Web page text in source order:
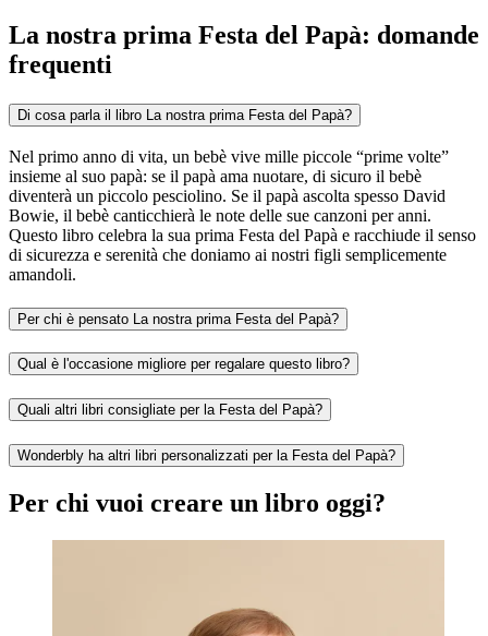
La nostra prima Festa del Papà: domande
frequenti
Di cosa parla il libro La nostra prima Festa del Papà?
Nel primo anno di vita, un bebè vive mille piccole “prime volte”
insieme al suo papà: se il papà ama nuotare, di sicuro il bebè
diventerà un piccolo pesciolino. Se il papà ascolta spesso David
Bowie, il bebè canticchierà le note delle sue canzoni per anni.
Questo libro celebra la sua prima Festa del Papà e racchiude il senso
di sicurezza e serenità che doniamo ai nostri figli semplicemente
amandoli.
Per chi è pensato La nostra prima Festa del Papà?
Qual è l'occasione migliore per regalare questo libro?
Quali altri libri consigliate per la Festa del Papà?
Wonderbly ha altri libri personalizzati per la Festa del Papà?
Per chi vuoi creare un libro oggi?